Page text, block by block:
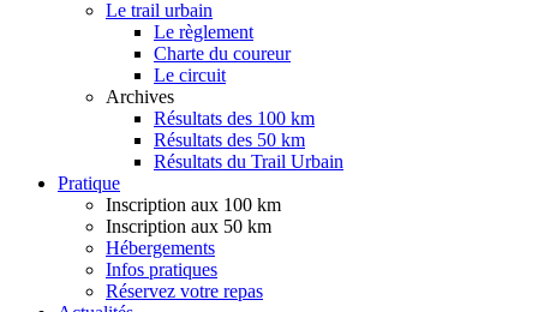
Le trail urbain
Le règlement
Charte du coureur
Le circuit
Archives
Résultats des 100 km
Résultats des 50 km
Résultats du Trail Urbain
Pratique
Inscription aux 100 km
Inscription aux 50 km
Hébergements
Infos pratiques
Réservez votre repas